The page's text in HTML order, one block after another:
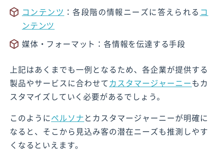
コンテンツ ：各段階の情報ニーズに答えられる コ
ンテンツ
媒体・フォーマット：各情報を伝達する手段
上記はあくまでも一例となるため、各企業が提供する
製品やサービスに合わせて カスタマージャーニーもカ
スタマイズしていく必要があるでしょう。
このようにペルソナ とカスタマージャーニーが明確に
なると、そこから見込み客の潜在ニーズも推測しやす
くなるといえます。